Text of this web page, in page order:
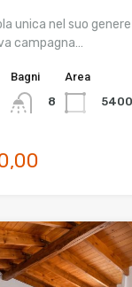
unica nel suo
campagna…
Bagni
8
Area